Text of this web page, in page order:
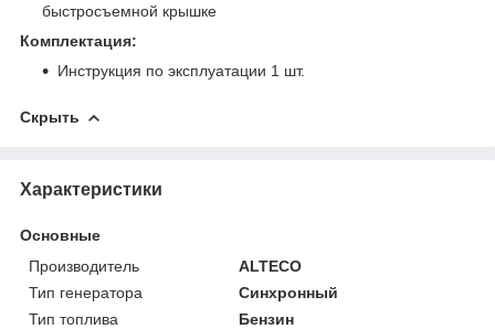
быстросъемной крышке
Комплектация:
Инструкция по эксплуатации 1 шт.
Скрыть
Характеристики
Основные
Производитель
ALTECO
Тип генератора
Синхронный
Тип топлива
Бензин